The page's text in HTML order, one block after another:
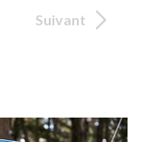
Suivant